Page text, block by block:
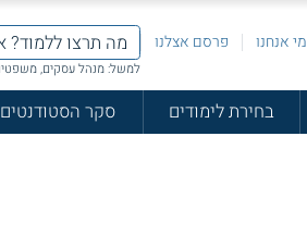
מי אנחנו פרסם אצלנו
למשל: מנהל עסקים,
בחירת לימודים סקר הסטודנטים